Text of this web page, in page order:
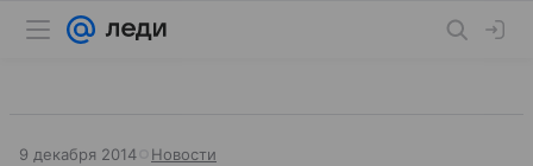
9 декабря 2014 Новости